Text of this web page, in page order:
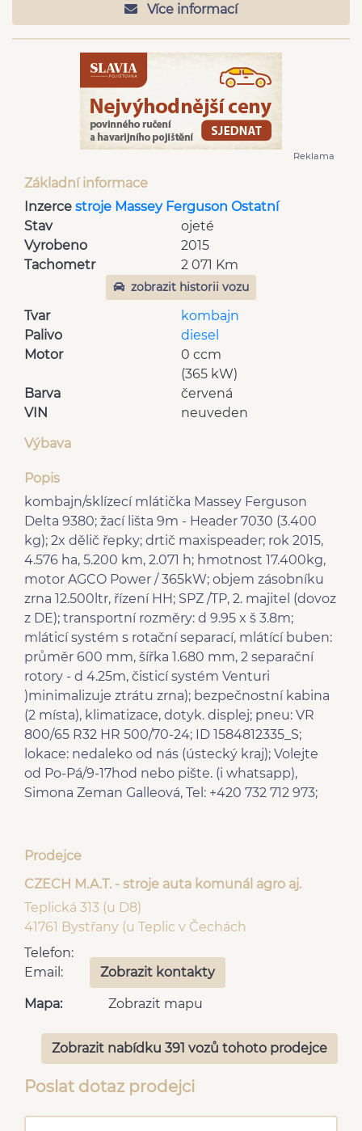
Více informací
Reklama
Základní informace
Inzerce stroje Massey Ferguson Ostatní
Stav
ojeté
Vyrobeno
2015
Tachometr
2 071 Km
zobrazit historii vozu
Tvar
kombajn
Palivo
diesel
Motor
0 ccm
(365 kW)
Barva
červená
VIN
neuveden
Výbava
Popis
kombajn/sklízecí mlátička Massey Ferguson
Delta 9380; žací lišta 9m - Header 7030 (3.400
kg); 2x dělič řepky; drtič maxispeader; rok 2015,
4.576 ha, 5.200 km, 2.071 h; hmotnost 17.400kg,
motor AGCO Power / 365kW; objem zásobníku
zrna 12.500ltr, řízení HH; SPZ /TP, 2. majitel (dovoz
z DE); transportní rozměry: d 9.95 x š 3.8m;
mláticí systém s rotační separací, mlátící buben:
průměr 600 mm, šířka 1.680 mm, 2 separační
rotory - d 4.25m, čisticí systém Venturi
)minimalizuje ztrátu zrna); bezpečnostní kabina
(2 místa), klimatizace, dotyk. displej; pneu: VR
800/65 R32 HR 500/70-24; ID 1584812335_S;
lokace: nedaleko od nás (ústecký kraj); Volejte
od Po-Pá/9-17hod nebo pište. (i whatsapp),
Simona Zeman Galleová, Tel: +420 732 712 973;
Prodejce
CZECH M.A.T. - stroje auta komunál agro aj.
Teplická 313 (u D8)
41761 Bystřany (u Teplic v Čechách
Telefon:
Email:
Zobrazit kontakty
Mapa: Zobrazit mapu
Zobrazit nabídku 391 vozů tohoto prodejce
Poslat dotaz prodejci